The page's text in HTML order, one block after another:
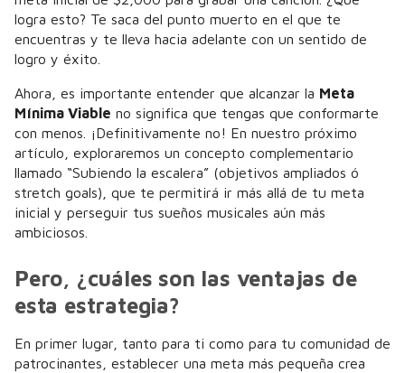
logra esto? Te saca del punto muerto en el que te
encuentras y te lleva hacia adelante con un sentido de
logro y éxito.
Ahora, es importante entender que alcanzar la Meta
Mínima Viable no significa que tengas que conformarte
con menos. ¡Definitivamente no! En nuestro próximo
artículo, exploraremos un concepto complementario
llamado “Subiendo la escalera” (objetivos ampliados ó
stretch goals), que te permitirá ir más allá de tu meta
inicial y perseguir tus sueños musicales aún más
ambiciosos.
Pero, ¿cuáles son las ventajas de
esta estrategia?
En primer lugar, tanto para ti como para tu comunidad de
patrocinantes, establecer una meta más pequeña crea